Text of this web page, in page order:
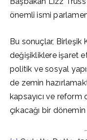
önemli ismi
Bu sonuçlar, Birleşik
değişikliklere işaret
politik ve sosyal
de zemin
kapsayıcı ve reform
çıkacağı bir